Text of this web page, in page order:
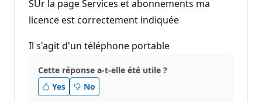
s
d
e
é
p
t
a
t
i
SUr la page Services et abonnements ma
licence est correctement indiquée
Il s'agit d'un téléphone portable
Cette réponse a-t-elle été utile ?
Yes
No